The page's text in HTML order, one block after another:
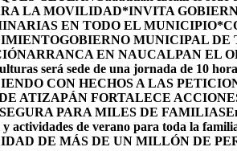
LA MOVILIDAD*INVITA
EN TODO EL MUNICIPIO*
GOBIERNO MUNICIPAL DE
ARRANCA EN NAUCALPAN EL
será sede de una jornada de 10
CON HECHOS A LAS
ATIZAPÁN FORTALECE
PARA MILES DE FAMILIAS
actividades de verano para toda la
DE MÁS DE UN MILLÓN DE